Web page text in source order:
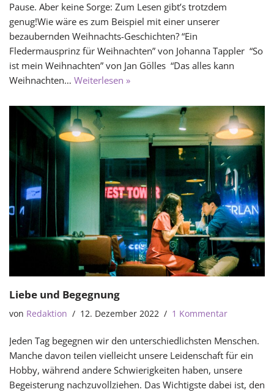
Pause. Aber keine Sorge: Zum Lesen gibt’s trotzdem
genug!Wie wäre es zum Beispiel mit einer unserer
bezaubernden Weihnachts-Geschichten? “Ein
Fledermausprinz für Weihnachten” von Johanna Tappler “So
ist mein Weihnachten” von Jan Gölles “Das alles kann
Weihnachten… Weiterlesen »
Liebe und Begegnung
von Redaktion 12. Dezember 2022 1 Kommentar
Jeden Tag begegnen wir den unterschiedlichsten Menschen.
Manche davon teilen vielleicht unsere Leidenschaft für ein
Hobby, während andere Schwierigkeiten haben, unsere
Begeisterung nachzuvollziehen. Das Wichtigste dabei ist, den